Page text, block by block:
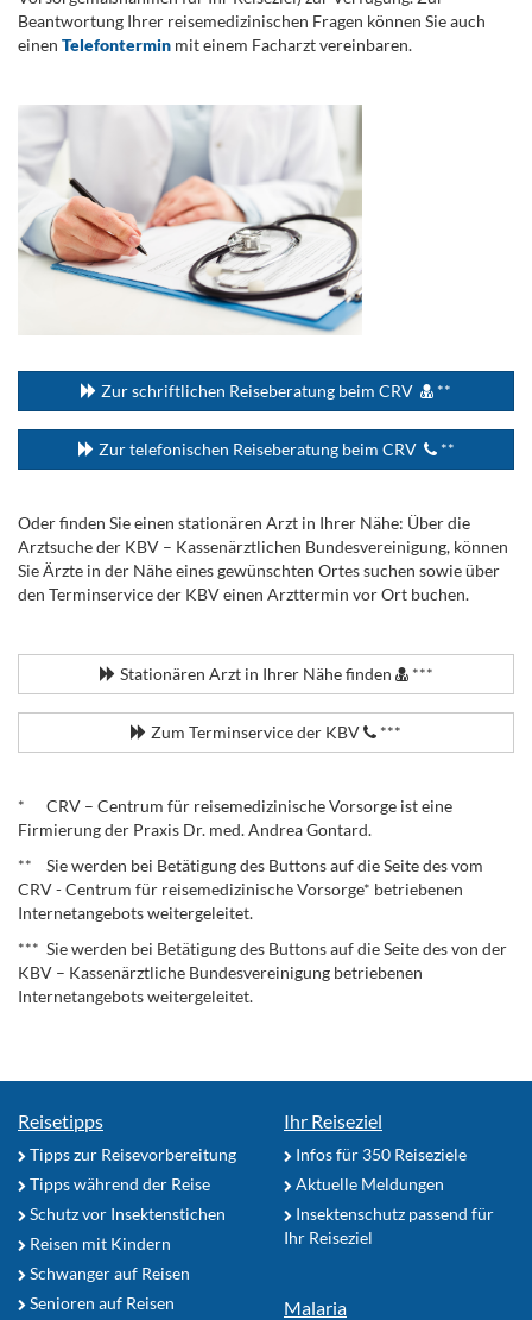
Beantwortung Ihrer reisemedizinischen Fragen können Sie auch
einen Telefontermin mit einem Facharzt vereinbaren.
Zur schriftlichen Reiseberatung beim CRV **
Zur telefonischen Reiseberatung beim CRV **
Oder finden Sie einen stationären Arzt in Ihrer Nähe: Über die
Arztsuche der KBV – Kassenärztlichen Bundesvereinigung, können
Sie Ärzte in der Nähe eines gewünschten Ortes suchen sowie über
den Terminservice der KBV einen Arzttermin vor Ort buchen.
Stationären Arzt in Ihrer Nähe finden ***
Zum Terminservice der KBV ***
* CRV – Centrum für reisemedizinische Vorsorge ist eine
Firmierung der Praxis Dr. med. Andrea Gontard.
** Sie werden bei Betätigung des Buttons auf die Seite des vom
CRV - Centrum für reisemedizinische Vorsorge* betriebenen
Internetangebots weitergeleitet.
*** Sie werden bei Betätigung des Buttons auf die Seite des von der
KBV – Kassenärztliche Bundesvereinigung betriebenen
Internetangebots weitergeleitet.
Reisetipps
Tipps zur Reisevorbereitung
Tipps während der Reise
Schutz vor Insektenstichen
Reisen mit Kindern
Schwanger auf Reisen
Senioren auf Reisen
Ihr Reiseziel
Infos für 350 Reiseziele
Aktuelle Meldungen
Insektenschutz passend für
Ihr Reiseziel
Malaria